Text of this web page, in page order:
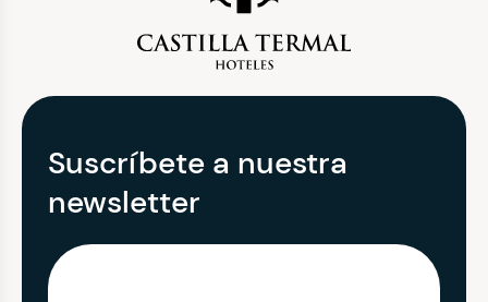
Suscríbete a nuestra
newsletter